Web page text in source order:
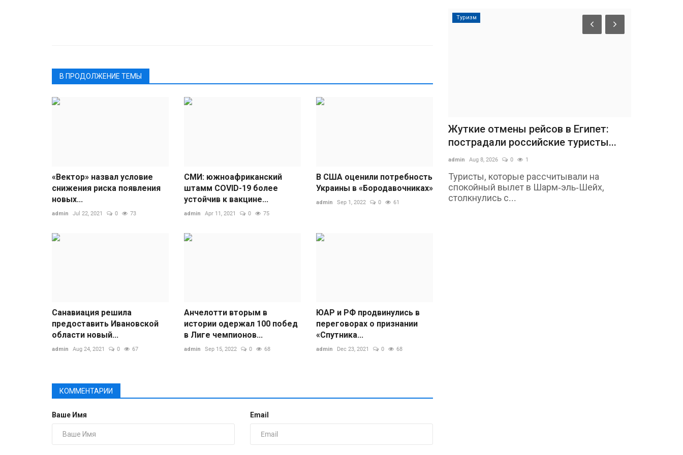
В ПРОДОЛЖЕНИЕ ТЕМЫ
«Вектор» назвал условие
снижения риска появления
новых...
admin Jul 22, 2021 0 73
СМИ: южноафриканский
штамм COVID-19 более
устойчив к вакцине...
admin Apr 11, 2021 0 75
В США оценили потребность
Украины в «Бородавочниках»
admin Sep 1, 2022 0 61
Санавиация решила
предоставить Ивановской
области новый...
admin Aug 24, 2021 0 67
Анчелотти вторым в
истории одержал 100 побед
в Лиге чемпионов...
admin Sep 15, 2022 0 68
ЮАР и РФ продвинулись в
переговорах о признании
«‌‎Спутника...
admin Dec 23, 2021 0 68
КОММЕНТАРИИ
Ваше Имя Email
Туризм
Жуткие отмены рейсов в Египет:
пострадали российские туристы...
admin Aug 8, 2026 0 1
Туристы, которые рассчитывали на
спокойный вылет в Шарм‑эль‑Шейх,
столкнулись с...